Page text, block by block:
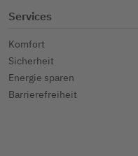
Services
Komfort
Sicherheit
Energie sparen
Barrierefreiheit